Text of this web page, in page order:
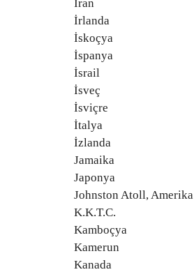
İran
İrlanda
İskoçya
İspanya
İsrail
İsveç
İsviçre
İtalya
İzlanda
Jamaika
Japonya
Johnston Atoll, Amerika
K.K.T.C.
Kamboçya
Kamerun
Kanada